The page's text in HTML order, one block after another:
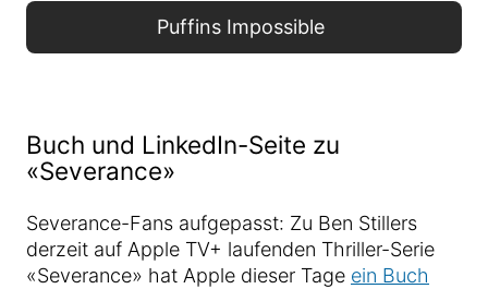
Puffins Impossible
Buch und LinkedIn-Seite zu
«Severance»
Severance-Fans aufgepasst: Zu Ben Stillers
derzeit auf Apple TV+ laufenden Thriller-Serie
«Severance» hat Apple dieser Tage ein Buch